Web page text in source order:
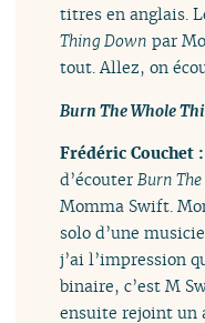
titres en anglais.
Thing Down par
tout. Allez, on
Burn The Whole
Frédéric Couchet
d’écouterBurn
Momma Swift.
solo d’une
j’ai l’impression
binaire, c’est M
ensuite rejoint un